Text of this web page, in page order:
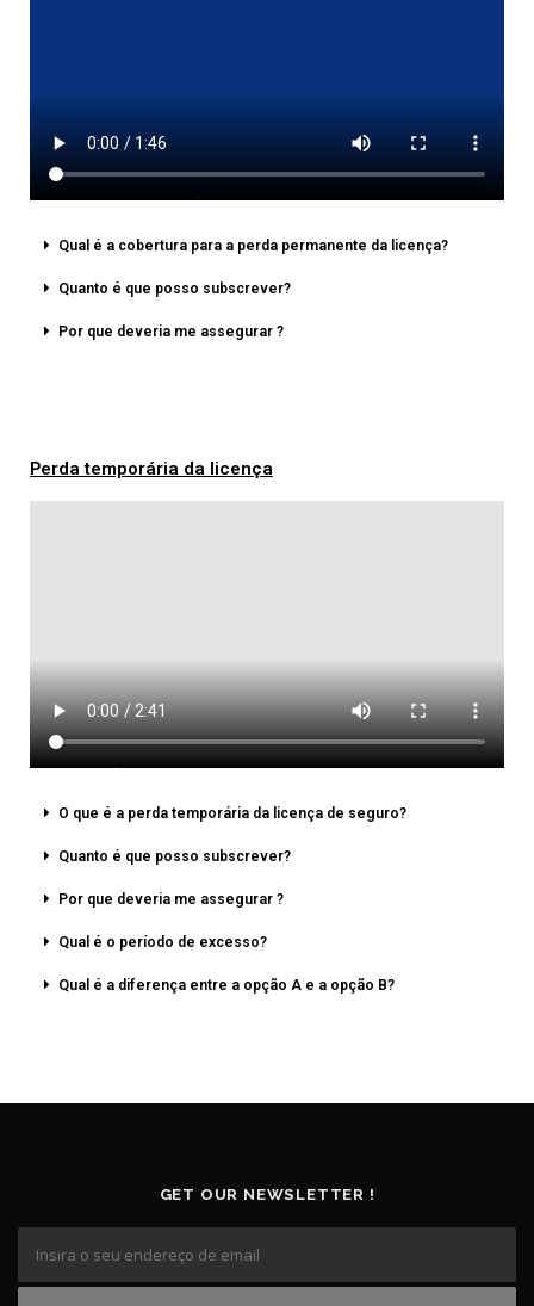
Qual é a cobertura para a perda permanente da licença?
Quanto é que posso subscrever?
Por que deveria me assegurar ?
Perda temporária da licença
O que é a perda temporária da licença de seguro?
Quanto é que posso subscrever?
Por que deveria me assegurar ?
Qual é o período de excesso?
Qual é a diferença entre a opção A e a opção B?
GET OUR NEWSLETTER !